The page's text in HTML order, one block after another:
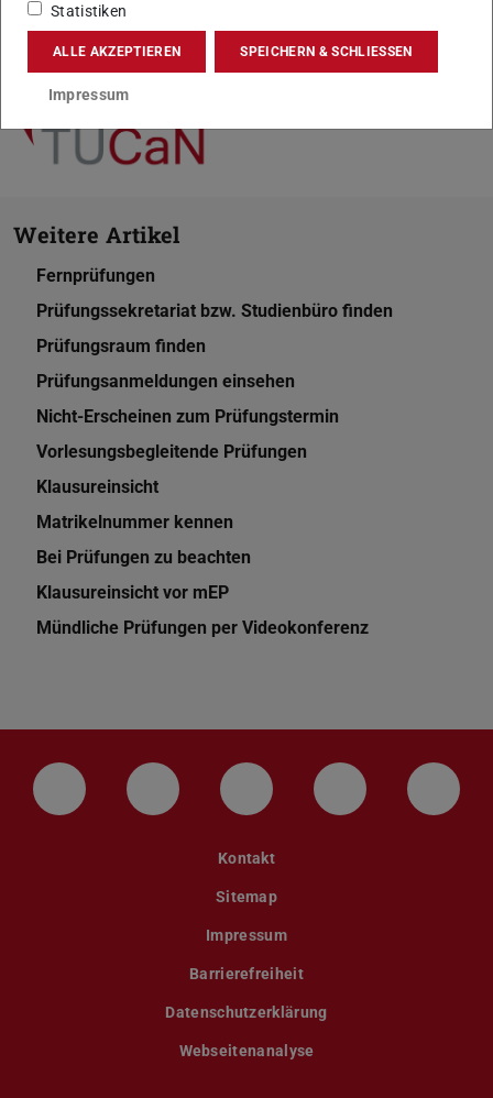
Weitere Artikel
Fernprüfungen
Prüfungssekretariat bzw. Studienbüro finden
Prüfungsraum finden
Prüfungsanmeldungen einsehen
Nicht-Erscheinen zum Prüfungstermin
Vorlesungsbegleitende Prüfungen
Klausureinsicht
Matrikelnummer kennen
Bei Prüfungen zu beachten
Klausureinsicht vor mEP
Mündliche Prüfungen per Videokonferenz
LinkedIn-Seite der TU Darmstadt
Instagram-Kanal der TU
Bluesky-Kanal der TU
Facebook-
Kontakt
Sitemap
Impressum
Barrierefreiheit
Datenschutzerklärung
Webseitenanalyse
Statistiken
ALLE AKZEPTIEREN SPEICHERN & SCHLIESSEN
Impressum